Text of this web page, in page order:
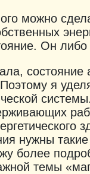
можно
Он
я
нужны
более
темы